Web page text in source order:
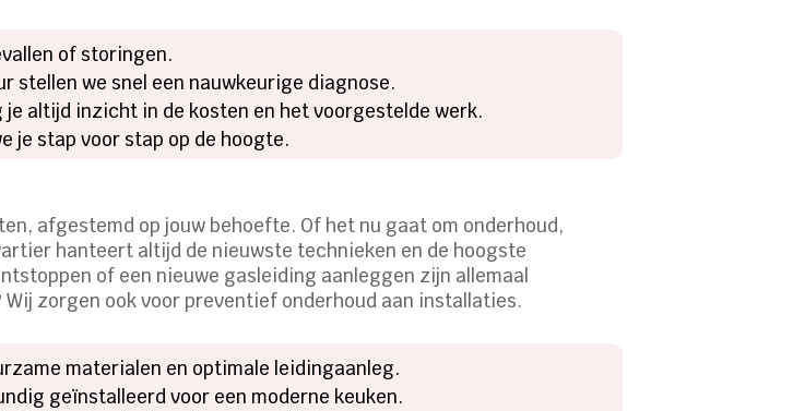
of storingen.
stellen we snel een nauwkeurige diagnose.
altijd inzicht in de kosten en het voorgestelde werk.
je stap voor stap op de hoogte.
afgestemd op jouw behoefte. Of het nu gaat om onderhoud,
hanteert altijd de nieuwste technieken en de hoogste
of een nieuwe gasleiding aanleggen zijn allemaal
zorgen ook voor preventief onderhoud aan installaties.
materialen en optimale leidingaanleg.
geïnstalleerd voor een moderne keuken.